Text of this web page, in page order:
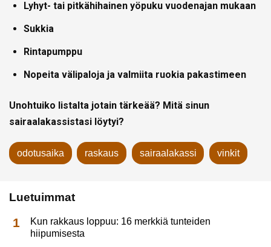
Lyhyt- tai pitkähihainen yöpuku vuodenajan mukaan
Sukkia
Rintapumppu
Nopeita välipaloja ja valmiita ruokia pakastimeen
Unohtuiko listalta jotain tärkeää? Mitä sinun
sairaalakassistasi löytyi?
odotusaika raskaus sairaalakassi vinkit
Luetuimmat
Kun rakkaus loppuu: 16 merkkiä tunteiden
hiipumisesta